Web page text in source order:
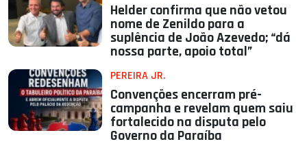
Helder confirma que não vetou
nome de Zenildo para a
suplência de João Azevedo; “dá
nossa parte, apoio total”
PEREIRA JR.
Convenções encerram pré-
campanha e revelam quem saiu
fortalecido na disputa pelo
Governo da Paraíba